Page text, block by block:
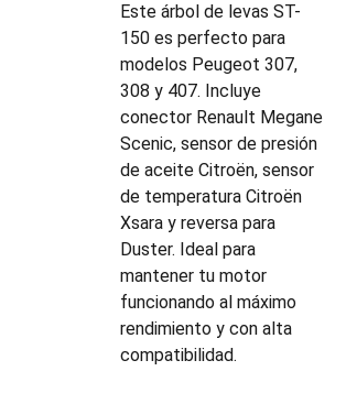
Este árbol de levas ST-
150 es perfecto para
modelos Peugeot 307,
308 y 407. Incluye
conector Renault Megane
Scenic, sensor de presión
de aceite Citroën, sensor
de temperatura Citroën
Xsara y reversa para
Duster. Ideal para
mantener tu motor
funcionando al máximo
rendimiento y con alta
compatibilidad.